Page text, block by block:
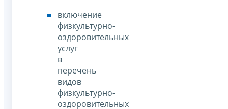
включение
физкультурно-
оздоровительных
услуг
в
перечень
видов
физкультурно-
оздоровительных